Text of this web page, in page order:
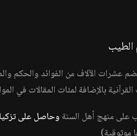
الطيب
عشرات الآلاف من الفوائد والحكم
القرآنية بالإضافة لمئات المقالات في
على منهج أهل السنة وحاصل على